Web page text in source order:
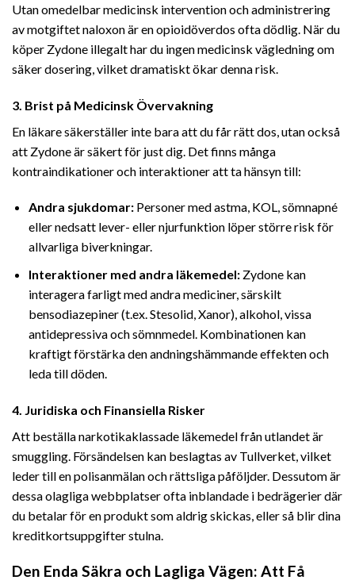
Utan omedelbar medicinsk intervention och administrering
av motgiftet naloxon är en opioidöverdos ofta dödlig. När du
köper Zydone illegalt har du ingen medicinsk vägledning om
säker dosering, vilket dramatiskt ökar denna risk.
3. Brist på Medicinsk Övervakning
En läkare säkerställer inte bara att du får rätt dos, utan också
att Zydone är säkert för just dig. Det finns många
kontraindikationer och interaktioner att ta hänsyn till:
Andra sjukdomar:Personer med astma, KOL, sömnapné
eller nedsatt lever- eller njurfunktion löper större risk för
allvarliga biverkningar.
Interaktioner med andra läkemedel:Zydone kan
interagera farligt med andra mediciner, särskilt
bensodiazepiner (t.ex. Stesolid, Xanor), alkohol, vissa
antidepressiva och sömnmedel. Kombinationen kan
kraftigt förstärka den andningshämmande effekten och
leda till döden.
4. Juridiska och Finansiella Risker
Att beställa narkotikaklassade läkemedel från utlandet är
smuggling. Försändelsen kan beslagtas av Tullverket, vilket
leder till en polisanmälan och rättsliga påföljder. Dessutom är
dessa olagliga webbplatser ofta inblandade i bedrägerier där
du betalar för en produkt som aldrig skickas, eller så blir dina
kreditkortsuppgifter stulna.
Den Enda Säkra och Lagliga Vägen: Att Få